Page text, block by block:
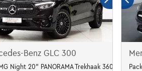
Benz GLC 300
Night 20" PANORAMA Trekhaak 360°cam